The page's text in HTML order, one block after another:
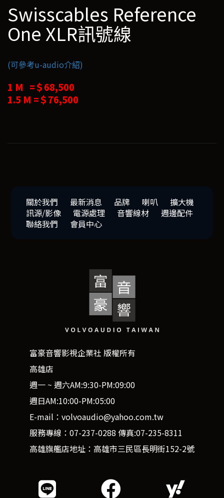
Swisscables Reference
One XLR訊號線
(可參考u-audio介紹)
1 M =＄68,500
1.5 M =＄76,500
關於我們 最新消息 品牌 喇叭
擴大機
訊源/影像
電源處理 音響線材
週邊配件
聯絡我們
會員中心
富豪音響影視企業社 版權所有
高雄店
週一 ~ 週六AM:9:30-PM:09:00
週日AM:10:00-PM:05:00
E-mail：volvoaudio@yahoo.com.tw
服務專線：07-237-0288 傳真:07-235-8311
高雄旗艦店地址：高雄市三民區長明街152-2號